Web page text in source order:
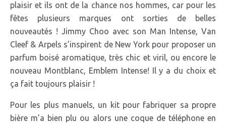
plaisir et ils ont de la chance nos hommes, car pour les
fêtes plusieurs marques ont sorties de belles
nouveautés ! Jimmy Choo avec son Man Intense, Van
Cleef & Arpels s’inspirent de New York pour proposer un
parfum boisé aromatique, très chic et viril, ou encore le
nouveau Montblanc, Emblem Intense! Il y a du choix et
ça fait toujours plaisir !
Pour les plus manuels, un kit pour fabriquer sa propre
bière m’a bien plu ou alors une coque de téléphone en